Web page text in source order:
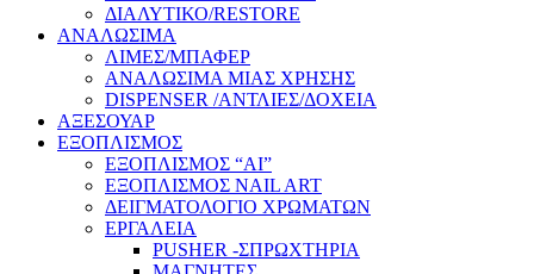
ΔΙΑΛΥΤΙΚΟ/RESTORE
ΑΝΑΛΩΣΙΜΑ
ΛΙΜΕΣ/ΜΠΑΦΕΡ
ΑΝΑΛΩΣΙΜΑ ΜΙΑΣ ΧΡΗΣΗΣ
DISPENSER /ΑΝΤΛΙΕΣ/ΔΟΧΕΙΑ
ΑΞΕΣΟΥΑΡ
ΕΞΟΠΛΙΣΜΟΣ
ΕΞΟΠΛΙΣΜΟΣ “AI”
ΕΞΟΠΛΙΣΜΟΣ NAIL ART
ΔΕΙΓΜΑΤΟΛΟΓΙΟ ΧΡΩΜΑΤΩΝ
ΕΡΓΑΛΕΙΑ
PUSHER -ΣΠΡΩΧΤΗΡΙΑ